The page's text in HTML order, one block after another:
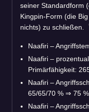
seiner Standardform
Kingpin-Form (die
nichts) zu schließen.
Naafiri –
Naafiri –
Primärfähigkeit:
Naafiri –
65/65/70 % ⇒ 75 %
Naafiri –